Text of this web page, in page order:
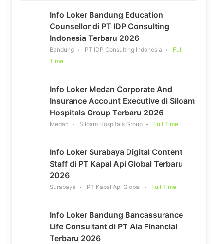
Info Loker Bandung Education
Counsellor di PT IDP Consulting
Indonesia Terbaru 2026
Bandung PT IDP Consulting Indonesia
Full
Time
Info Loker Medan Corporate And
Insurance Account Executive di Siloam
Hospitals Group Terbaru 2026
Medan Siloam Hospitals Group Full Time
Info Loker Surabaya Digital Content
Staff di PT Kapal Api Global Terbaru
2026
Surabaya PT Kapal Api Global Full Time
Info Loker Bandung Bancassurance
Life Consultant di PT Aia Financial
Terbaru 2026